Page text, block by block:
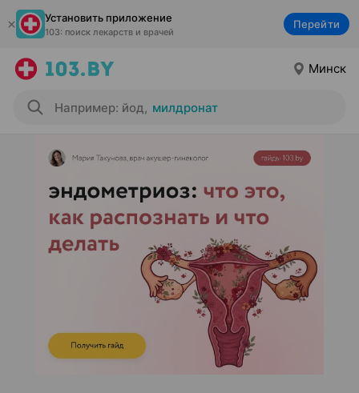
Установить приложение
103: поиск лекарств и врачей
Перейти
Минск
Например: йод, милдронат